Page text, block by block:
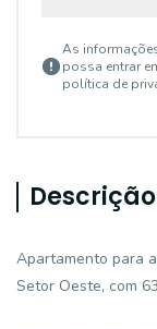
As
possa entrar
política de
Descrição
Apartamento para
Setor Oeste, com